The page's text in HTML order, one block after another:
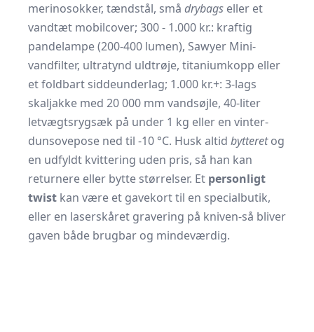
merinosokker, tændstål, små drybags eller et
vandtæt mobilcover; 300 - 1.000 kr.: kraftig
pandelampe (200-400 lumen), Sawyer Mini-
vandfilter, ultratynd uldtrøje, titaniumkopp eller
et foldbart siddeunderlag; 1.000 kr.+: 3-lags
skaljakke med 20 000 mm vandsøjle, 40-liter
letvægtsrygsæk på under 1 kg eller en vinter-
dunsovepose ned til -10 °C. Husk altid bytteretog
en udfyldt kvittering uden pris, så han kan
returnere eller bytte størrelser. Et personligt
twist kan være et gavekort til en specialbutik,
eller en laserskåret gravering på kniven-så bliver
gaven både brugbar og mindeværdig.